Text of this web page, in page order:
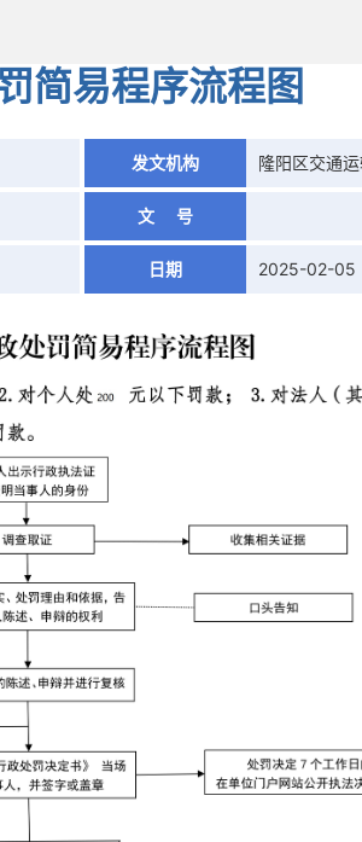
简易程序流程图
发文机构 隆阳区交通
文 号
日期 2025-02-05